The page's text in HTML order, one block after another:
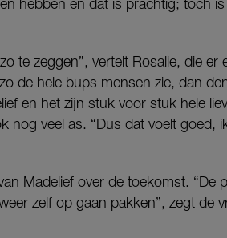
te zeggen”, vertelt Rosalie, die er
de hele bups mensen zie, dan
en het zijn stuk voor stuk hele
nog veel as. “Dus dat voelt goed,
Madelief over de toekomst. “De
zelf op gaan pakken”, zegt de